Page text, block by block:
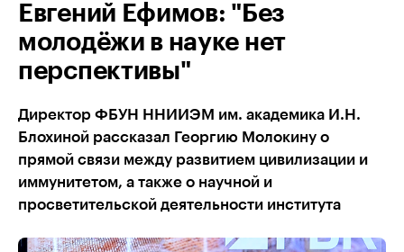
Евгений Ефимов: "Без
молодёжи в науке нет
перспективы"
Директор ФБУН ННИИЭМ им. академика И.Н.
Блохиной рассказал Георгию Молокину о
прямой связи между развитием цивилизации и
иммунитетом, а также о научной и
просветительской деятельности института